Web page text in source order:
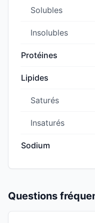
Solubles
Insolubles
Protéines
Lipides
Saturés
Insaturés
Sodium
Questions